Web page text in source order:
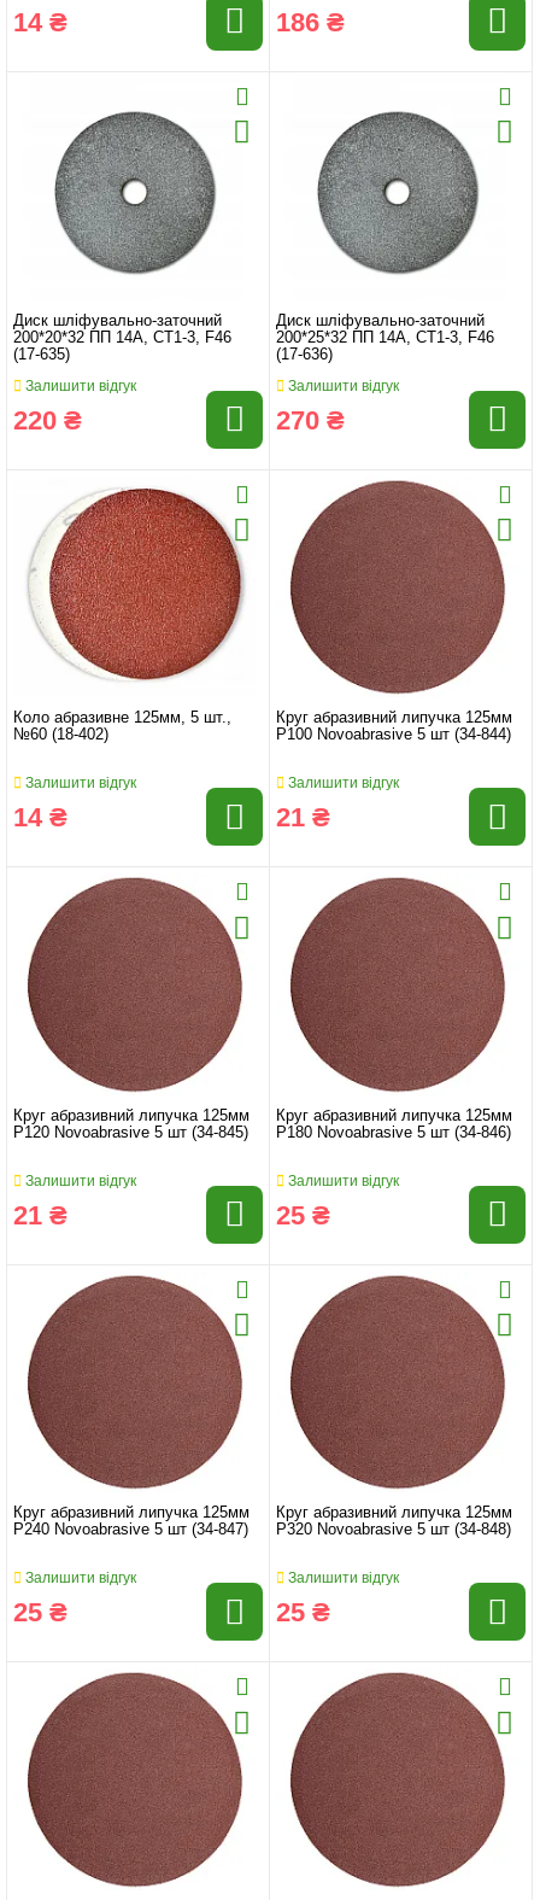
14 ₴ 186 ₴
Диск шліфувально-заточний
200*20*32 ПП 14А, СТ1-3, F46
(17-635)
Залишити відгук
220 ₴
Диск шліфувально-заточний
200*25*32 ПП 14А, СТ1-3, F46
(17-636)
Залишити відгук
270 ₴
Коло абразивне 125мм, 5 шт.,
№60 (18-402)
Залишити відгук
14 ₴
Круг абразивний липучка 125мм
P100 Novoabrasive 5 шт (34-844)
Залишити відгук
21 ₴
Круг абразивний липучка 125мм
P120 Novoabrasive 5 шт (34-845)
Залишити відгук
21 ₴
Круг абразивний липучка 125мм
P180 Novoabrasive 5 шт (34-846)
Залишити відгук
25 ₴
Круг абразивний липучка 125мм
P240 Novoabrasive 5 шт (34-847)
Залишити відгук
25 ₴
Круг абразивний липучка 125мм
P320 Novoabrasive 5 шт (34-848)
Залишити відгук
25 ₴